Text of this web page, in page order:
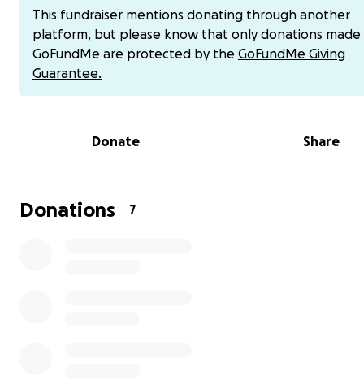
seguir viviendo. Y me duele. Me parte el alma. Hago
posible para sostenerla emocionalmente, pero yo
estoy agotada, estar sola en esta situación no es fácil.
tenemos ninguna familia que nos apoye. Solo somos mi
• Trastorno de ansiedad generalizada
This fundraiser mentions donating through another
platform, but please know that only donations made
GoFundMe are protected by the GoFundMe Giving
Guarantee.
Donate Share
Donations 7